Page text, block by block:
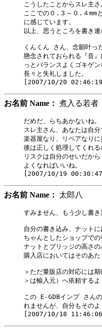
こうしたことからスレ主
ここでの０.３～０.４mm
に感じています。
以上、思うところを書き連
くんくん さん、念願叶っ
懸念されておられる『音
っとバランスよくゴキゲ
長々と失礼しました。
お名前 Name： 煮入る
だめだ、らちあかないね。
スレ主さん、あなたは自
楽器屋なり、リペアなりに
後は正しく処理してくれる
リスクは自分のせいだから
よくなればいいね。
お名前 Name： 太郎八
すみません、もう少し書き
自分の書き込み、ナット
ちゃんとしたショップで
ナットとブリッジの高さ
購入店においてはそのあ
＞ただ量販店の対応には
＞は輸入元）へ依頼する
この E-GDBインプ さん
れませんが、自分もそのよ